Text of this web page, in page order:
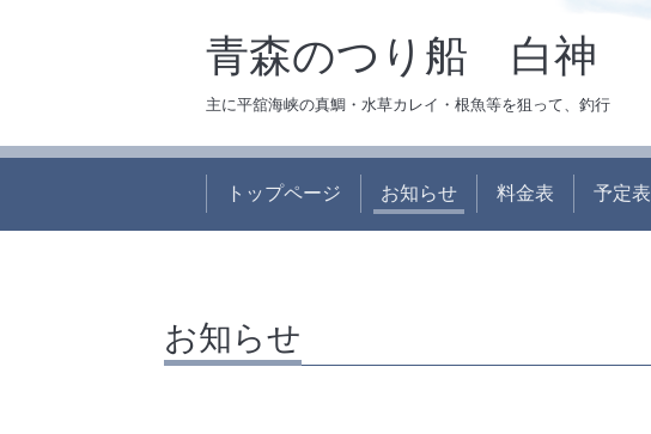
青森のつり船 白神
主に平舘海峡の真鯛・水草カレイ・根魚等を狙って、釣行
トップページ お知らせ 料金表 予定表
お知らせ